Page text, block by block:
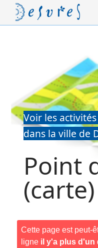
Voir les
dans la ville de
Point
(carte)
Cette page est peut-
ligne il y'a plus d'un